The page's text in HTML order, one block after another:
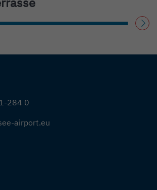
284 0
9 0 7 5 4 1 2 8 4 0
airport.eu airport.eu